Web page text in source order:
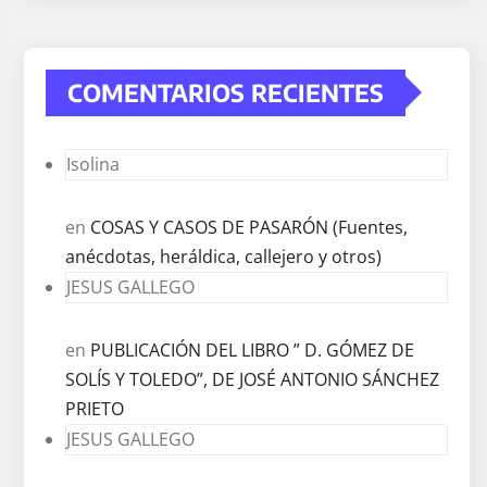
COMENTARIOS RECIENTES
Isolina
en COSAS Y CASOS DE PASARÓN (Fuentes,
anécdotas, heráldica, callejero y otros)
JESUS GALLEGO
en PUBLICACIÓN DEL LIBRO ” D. GÓMEZ DE
SOLÍS Y TOLEDO”, DE JOSÉ ANTONIO SÁNCHEZ
PRIETO
JESUS GALLEGO